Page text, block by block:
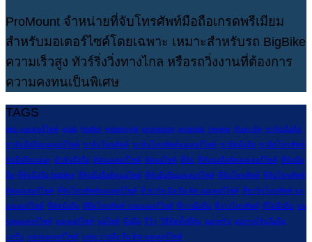
ProMount จำหน่ายที่จับโทรศัพท์มือถือเกรดพรีเมียม
สำหรับมอเตอร์ไซค์โดยเฉพาะ เหมาะสำหรับรถ BigBike
ความเร็วสูง ทัวร์ริ่งวิ่งทางไกล หรือรถวิ่งงานที่ต้องการ
ความคงทนเป็นพิเศษ
TAGS
gps มอเตอร์ไซค์ grab holder motercyle promount protools review กันสะบัด ขาจับมือถือ
ขาจับมือถือมอเตอร์ไซค์ ขาจับโทรศัพท์ ขาจับโทรศัพท์มอเตอร์ไซค์ ขายึดมือถือ ขายึดโทรศัพท์
จับมือถือแน่นๆ ตัวจับมือถือ ติดมอเตอร์ไซค์ ติดมอไซค์ ที่จับ ที่จับมอถือติดมอเตอร์ไซค์ ที่จับมือ
ถือ ที่จับมือถือ bigbike ที่จับมือถือติดมอไซค์ ที่จับมือถือมอเตอร์ไซค์ ที่จับโทรศัพท์ ที่จับโทรศัพท์
ติดมอเตอร์ไซค์ ที่จับโทรศัพท์มอเตอร์ไซค์ ที่ ชาร์จ มือ ถือ ติด มอเตอร์ไซค์ ที่ชาร์จโทรศัพท์ รถ
มอเตอร์ไซค์ ที่ติดมือถือ ที่ยึดโทรศัพท์ รถมอเตอร์ไซค์ ที่วางมือถือ ที่วางโทรศัพท์ ที่ใส่มือถือ บน
รถมอเตอร์ไซด์ มอเตอร์ไซค์ มอไซค์ มือถือ รีวิว วิธีติดตั้งที่จับ ออกทริป
อุปกรณ์จับมือถือ
แกร๊บ แต่งมอเตอร์ไซค์ แท่น วางมือ ถือ ติด มอเตอร์ไซค์